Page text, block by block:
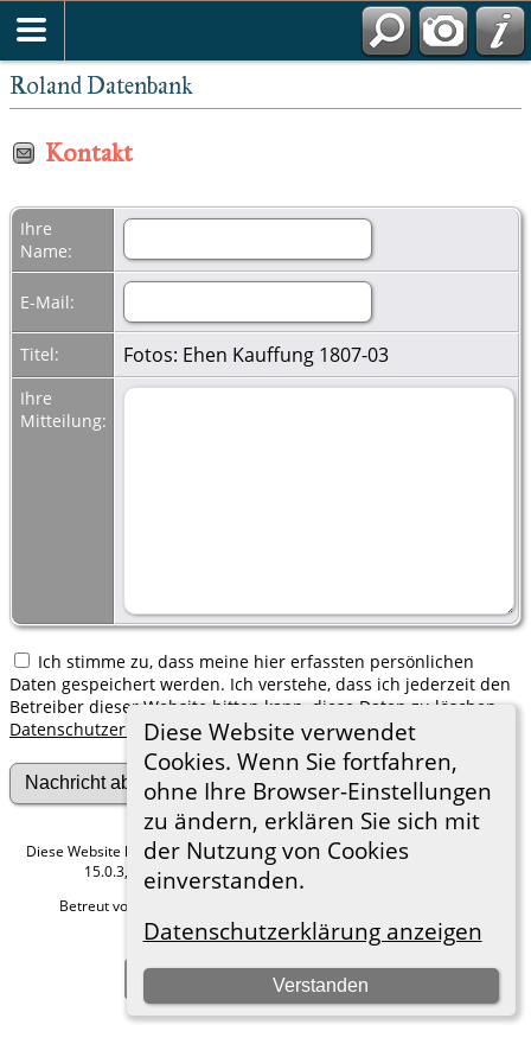
Roland Datenbank
Diese Website verwendet
Cookies. Wenn Sie fortfahren,
ohne Ihre Browser-Einstellungen
zu ändern, erklären Sie sich mit
der Nutzung von Cookies
einverstanden.
Datenschutzerklärung anzeigen
Verstanden
Kontakt
Ihre
Name:
E-Mail:
Titel: Fotos: Ehen Kauffung 1807-03
Ihre
Mitteilung:
Ich stimme zu, dass meine hier erfassten persönlichen
Daten gespeichert werden. Ich verstehe, dass ich jederzeit den
Betreiber dieser Website bitten kann, diese Daten zu löschen.
Datenschutzerklärung
Diese Website läuft mit The Next Generation of Genealogy Sitebuilding
15.0.3, programmiert von Darrin Lythgoe © 2001-2026.
Betreut von
Hier geht es zum Impressum
Zur Desktop-Webseite wechseln